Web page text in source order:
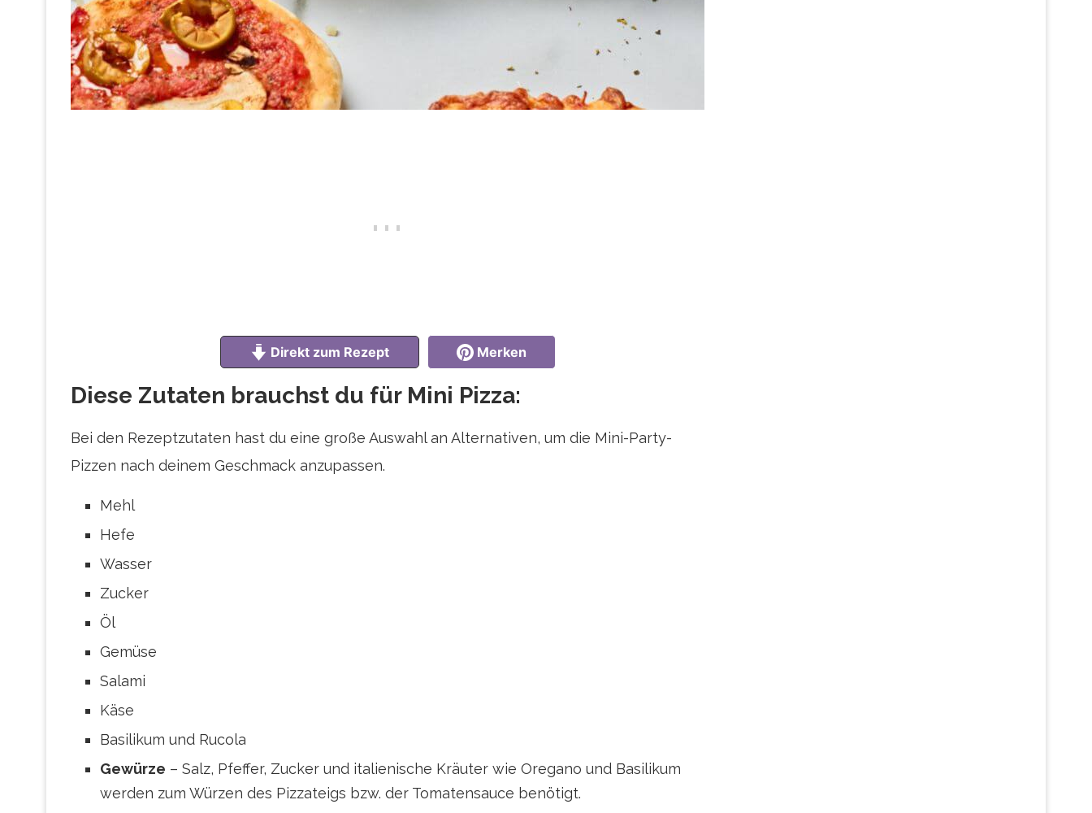
Direkt zum Rezept Merken
Diese Zutaten brauchst du für Mini Pizza:
Bei den Rezeptzutaten hast du eine große Auswahl an Alternativen, um die Mini-Party-
Pizzen nach deinem Geschmack anzupassen.
Mehl
Hefe
Wasser
Zucker
Öl
Gemüse
Salami
Käse
Basilikum und Rucola
Gewürze – Salz, Pfeffer, Zucker und italienische Kräuter wie Oregano und Basilikum
werden zum Würzen des Pizzateigs bzw. der Tomatensauce benötigt.